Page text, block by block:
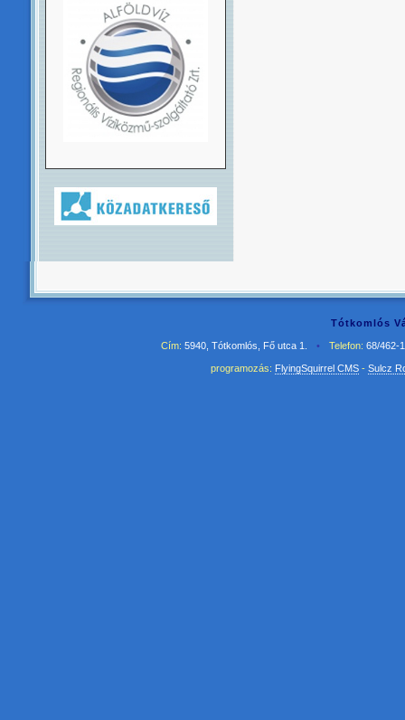
Tótkomlós
Cím: 5940, Tótkomlós, Fő utca 1. • Telefon: 68/462-
programozás: FlyingSquirrel CMS- Sulcz